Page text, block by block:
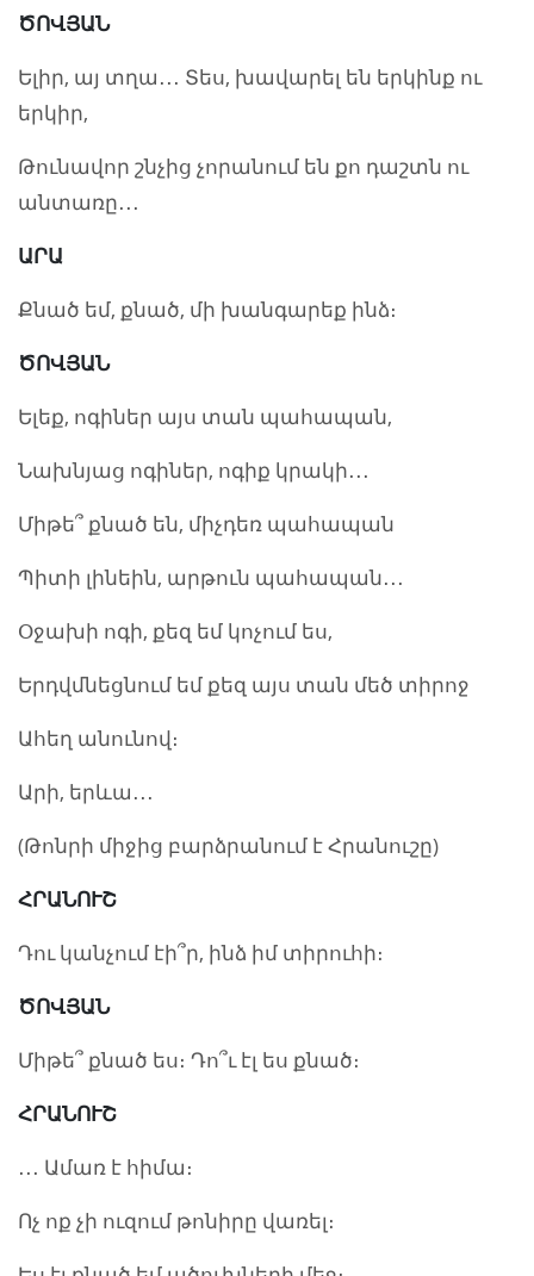
ԾՈՎՅԱՆ
Ելիր, այ տղա․․․ Տես, խավարել են երկինք ու
երկիր,
Թունավոր շնչից չորանում են քո դաշտն ու
անտառը․․․
ԱՐԱ
Քնած եմ, քնած, մի խանգարեք ինձ։
ԾՈՎՅԱՆ
Ելեք, ոգիներ այս տան պահապան,
Նախնյաց ոգիներ, ոգիք կրակի․․․
Միթե՞ քնած են, միչդեռ պահապան
Պիտի լինեին, արթուն պահապան․․․
Օջախի ոգի, քեզ եմ կոչում ես,
Երդվմնեցնում եմ քեզ այս տան մեծ տիրոջ
Ահեղ անունով։
Արի, երևա․․․
(Թոնրի միջից բարձրանում է Հրանուշը)
ՀՐԱՆՈՒՇ
Դու կանչում էի՞ր, ինձ իմ տիրուհի։
ԾՈՎՅԱՆ
Միթե՞ քնած ես։ Դո՞ւ էլ ես քնած։
ՀՐԱՆՈՒՇ
․․․ Ամառ է հիմա։
Ոչ ոք չի ուզում թոնիրը վառել։